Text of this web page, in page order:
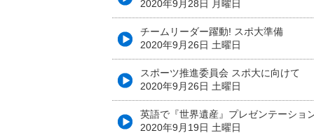
2020年9月28日 月曜日
チームリーダー躍動! スポ大準備
2020年9月26日 土曜日
スポーツ推進委員会 スポ大に向けて
2020年9月26日 土曜日
英語で『世界遺産』プレゼンテーショ
2020年9月19日 土曜日